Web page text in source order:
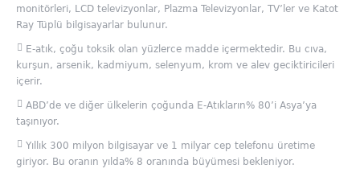
monitörleri, LCD televizyonlar, Plazma Televizyonlar, TV’ler ve Katot
Ray Tüplü bilgisayarlar bulunur.
E-atık, çoğu toksik olan yüzlerce madde içermektedir. Bu cıva,
kurşun, arsenik, kadmiyum, selenyum, krom ve alev geciktiricileri
içerir.
ABD’de ve diğer ülkelerin çoğunda E-Atıkların% 80’i Asya’ya
taşınıyor.
Yıllık 300 milyon bilgisayar ve 1 milyar cep telefonu üretime
giriyor. Bu oranın yılda% 8 oranında büyümesi bekleniyor.